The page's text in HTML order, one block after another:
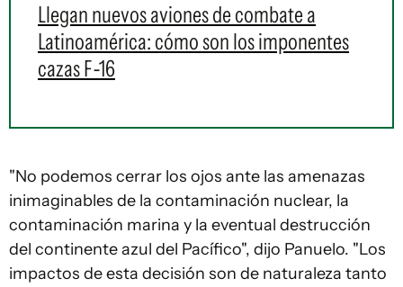
Llegan nuevos aviones de combate a
Latinoamérica: cómo son los imponentes
cazas F-16
"No podemos cerrar los ojos ante las amenazas
inimaginables de la contaminación nuclear, la
contaminación marina y la eventual destrucción
del continente azul del Pacífico", dijo Panuelo. "Los
impactos de esta decisión son de naturaleza tanto